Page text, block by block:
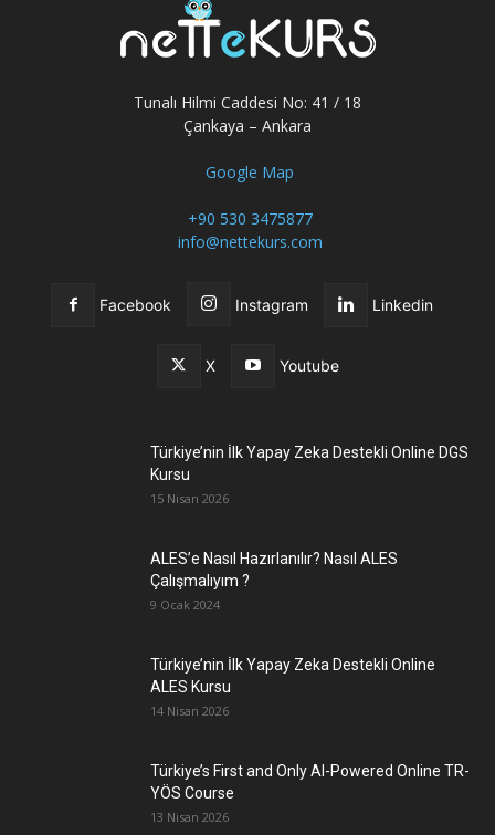
Tunalı Hilmi Caddesi No: 41 / 18
Çankaya – Ankara
Google Map
+90 530 3475877
info@nettekurs.com
Facebook Instagram Linkedin
X Youtube
Türkiye’nin İlk Yapay Zeka Destekli Online DGS
Kursu
15 Nisan 2026
ALES’e Nasıl Hazırlanılır? Nasıl ALES
Çalışmalıyım ?
9 Ocak 2024
Türkiye’nin İlk Yapay Zeka Destekli Online
ALES Kursu
14 Nisan 2026
Türkiye’s First and Only AI-Powered Online TR-
YÖS Course
13 Nisan 2026